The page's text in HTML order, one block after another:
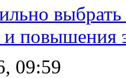
и повышения
09:59